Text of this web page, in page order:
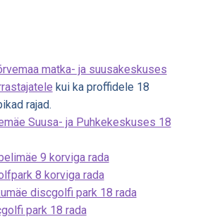
matka- ja suusakeskuses
kui ka proffidele 18
rajad.
Suusa- ja Puhkekeskuses 18
9 korviga rada
8 korviga rada
discgolfi park 18 rada
park 18 rada